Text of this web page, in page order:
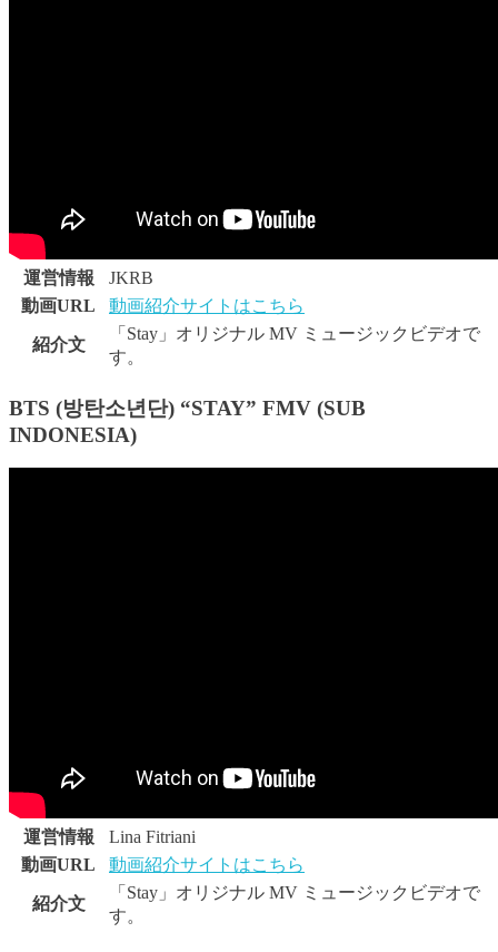
運営情報
JKRB
動画URL
動画紹介サイトはこちら
紹介文
「Stay」オリジナル MV ミュージックビデオで
す。
BTS (방탄소년단) “STAY” FMV (SUB
INDONESIA)
運営情報
Lina Fitriani
動画URL
動画紹介サイトはこちら
紹介文
「Stay」オリジナル MV ミュージックビデオで
す。